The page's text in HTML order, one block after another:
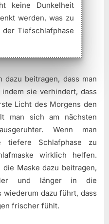
keine Dunkelheit
werden, was zu
Tiefschlafphase
dazu beitragen, dass man
sie verhindert, dass
Licht des Morgens den
man sich am nächsten
Wenn man
tiefere Schlafphase zu
wirklich helfen.
Maske dazu beitragen,
und länger in die
dazu führt, dass
frischer fühlt.